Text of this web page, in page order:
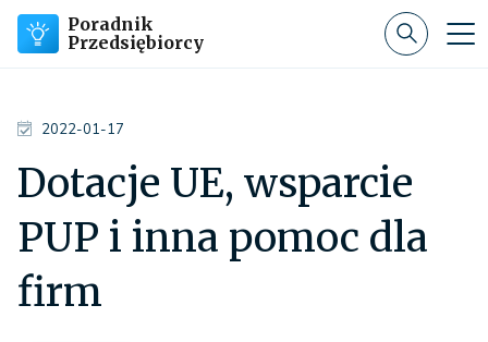
Poradnik
Przedsiębiorcy
2022-01-17
Dotacje UE, wsparcie
PUP i inna pomoc dla
firm